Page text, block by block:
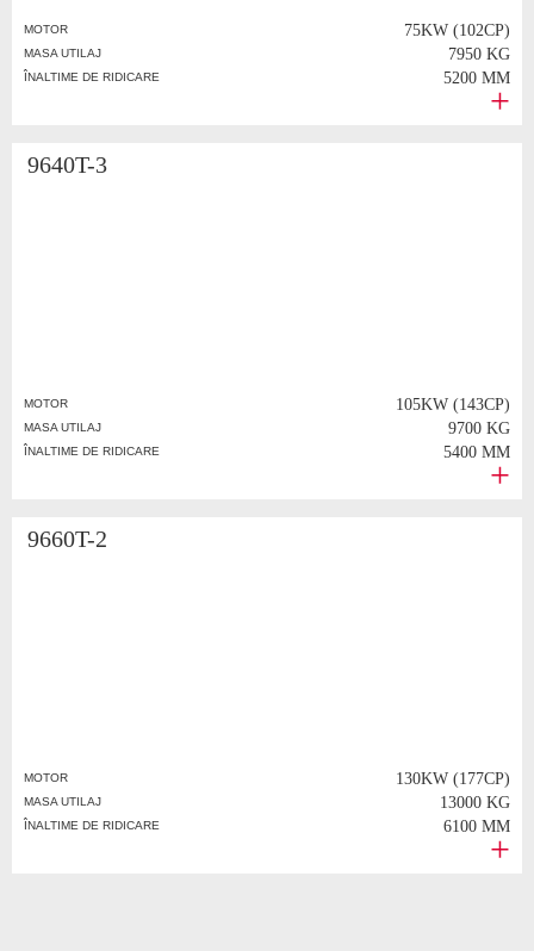
MOTOR 75KW (102CP)
MASA UTILAJ 7950 KG
ÎNALTIME DE RIDICARE 5200 MM
9640T-3
MOTOR 105KW (143CP)
MASA UTILAJ 9700 KG
ÎNALTIME DE RIDICARE 5400 MM
9660T-2
MOTOR 130KW (177CP)
MASA UTILAJ 13000 KG
ÎNALTIME DE RIDICARE 6100 MM